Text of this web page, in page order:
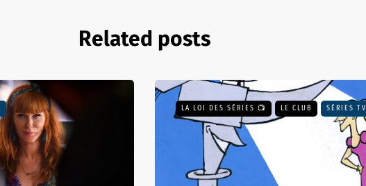
Related posts
LA LOI DES SÉRIES 📺 LE CLUB SÉRIES TV